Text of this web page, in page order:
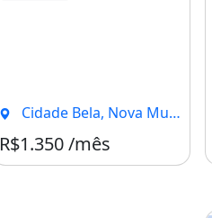
Cidade Bela, Nova Mutum - MT
R$1.350 /mês